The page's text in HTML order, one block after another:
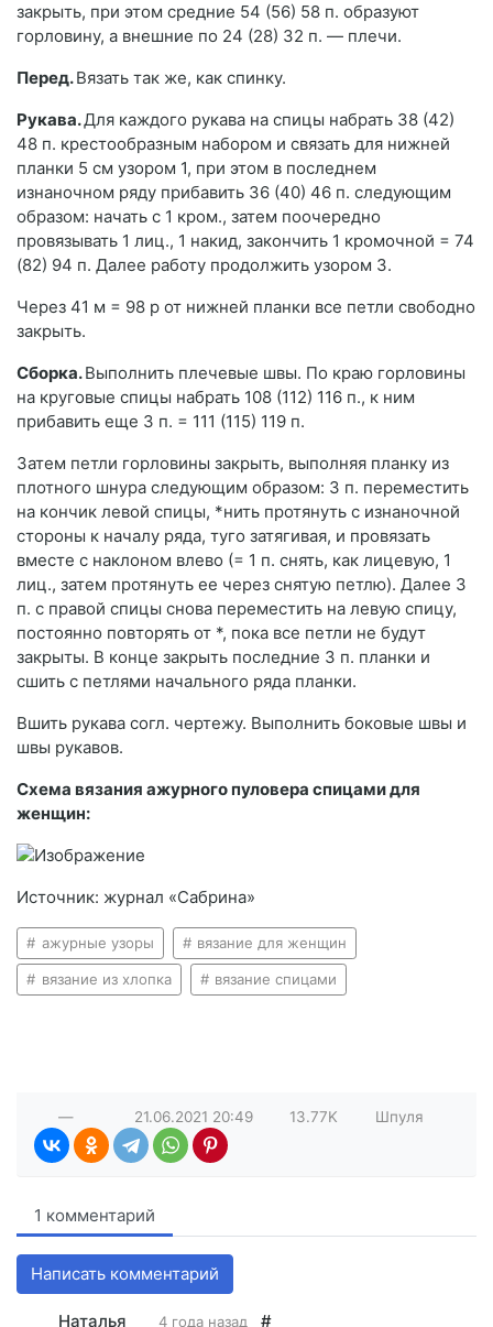
закрыть, при этом средние 54 (56) 58 п. образуют
горловину, а внешние по 24 (28) 32 п. — плечи.
Перед.Вязать так же, как спинку.
Рукава.Для каждого рукава на спицы набрать 38 (42)
48 п. крестообразным набором и связать для нижней
планки 5 см узором 1, при этом в последнем
изнаночном ряду прибавить 36 (40) 46 п. следующим
образом: начать с 1 кром., затем поочередно
провязывать 1 лиц., 1 накид, закончить 1 кромочной = 74
(82) 94 п. Далее работу продолжить узором 3.
Через 41 м = 98 р от нижней планки все петли свободно
закрыть.
Сборка.Выполнить плечевые швы. По краю горловины
на круговые спицы набрать 108 (112) 116 п., к ним
прибавить еще 3 п. = 111 (115) 119 п.
Затем петли горловины закрыть, выполняя планку из
плотного шнура следующим образом: 3 п. переместить
на кончик левой спицы, *нить протянуть с изнаночной
стороны к началу ряда, туго затягивая, и провязать
вместе с наклоном влево (= 1 п. снять, как лицевую, 1
лиц., затем протянуть ее через снятую петлю). Далее 3
п. с правой спицы снова переместить на левую спицу,
постоянно повторять от *, пока все петли не будут
закрыты. В конце закрыть последние 3 п. планки и
сшить с петлями начального ряда планки.
Вшить рукава согл. чертежу. Выполнить боковые швы и
швы рукавов.
Схема вязания ажурного пуловера спицами для
женщин:
Источник: журнал «Сабрина»
ажурные узоры вязание для женщин
вязание из хлопка вязание спицами
— 21.06.2021 20:49 13.77K Шпуля
1 комментарий
Написать комментарий
Наталья 4 года назад #